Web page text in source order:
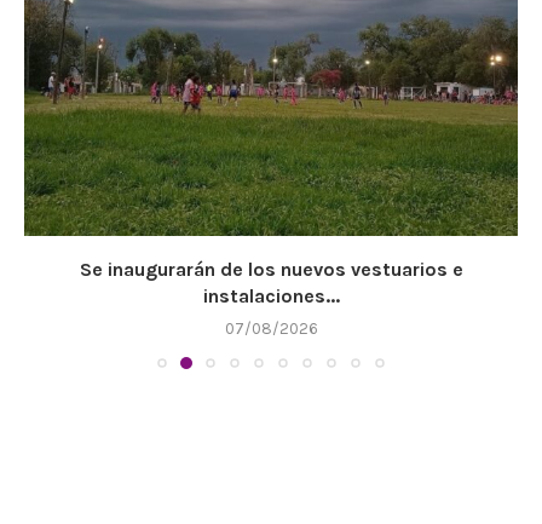
Se inaugurarán de los nuevos vestuarios e
instalaciones...
07/08/2026